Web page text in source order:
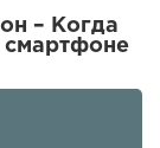
– Когда
смартфоне